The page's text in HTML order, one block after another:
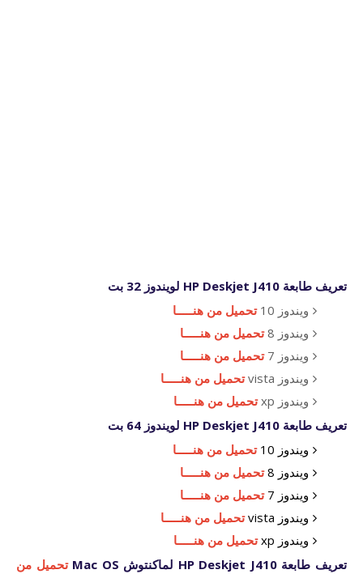
تعريف طابعة HP Deskjet J410 لويندوز 32 بت
ويندوز 10
تحميل من هنـــــا
ويندوز 8
تحميل من هنـــــا
ويندوز 7
تحميل من هنـــــا
ويندوز vista
تحميل من هنـــــا
ويندوز xp
تحميل من هنـــــا
تعريف طابعة HP Deskjet J410 لويندوز 64 بت
ويندوز 10
تحميل من هنـــــا
ويندوز 8
تحميل من هنـــــا
ويندوز 7
تحميل من هنـــــا
ويندوز vista
تحميل من هنـــــا
ويندوز xp
تحميل من هنـــــا
تعريف طابعة HP Deskjet J410 لماكنتوش Mac OS
تحميل من